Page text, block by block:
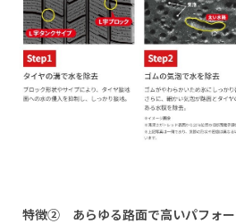
特徴② あらゆる路面で高いパフォー